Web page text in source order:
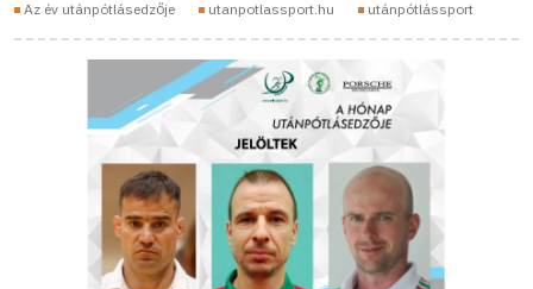
Az év utánpótlásedzője
utanpotlassport.hu utánpótlássport